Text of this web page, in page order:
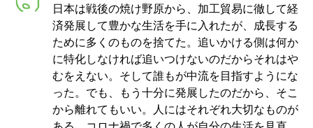
日本は戦後の焼け野原から、加工貿易に徹して経
済発展して豊かな生活を手に入れたが、成長する
ために多くのものを捨てた。追いかける側は何か
に特化しなければ追いつけないのだからそれはや
むをえない。そして誰もが中流を目指すようにな
った。でも、もう十分に発展したのだから、そこ
から離れてもいい。人にはそれぞれ大切なものが